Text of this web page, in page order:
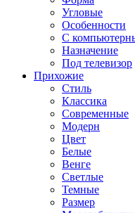
Угловые
Особенности
С
Назначение
Под телевизор
Прихожие
Стиль
Классика
Современные
Модерн
Цвет
Белые
Венге
Светлые
Темные
Размер